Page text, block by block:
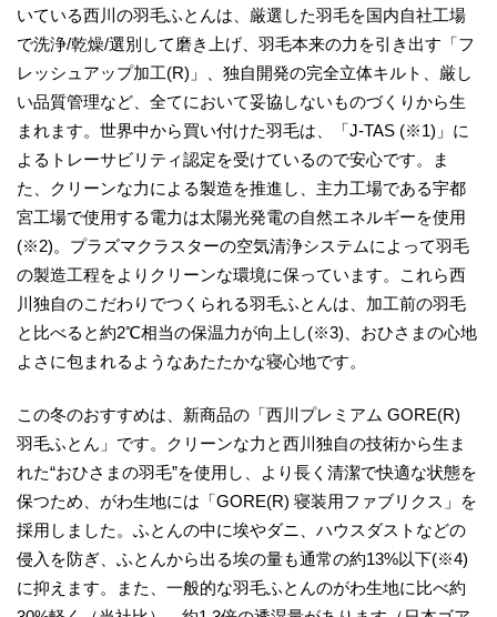
いている西川の羽毛ふとんは、厳選した羽毛を国内自社工場
で洗浄/乾燥/選別して磨き上げ、羽毛本来の力を引き出す「フ
レッシュアップ加工(R)」、独自開発の完全立体キルト、厳し
い品質管理など、全てにおいて妥協しないものづくりから生
まれます。世界中から買い付けた羽毛は、「J-TAS (※1)」に
よるトレーサビリティ認定を受けているので安心です。ま
た、クリーンな力による製造を推進し、主力工場である宇都
宮工場で使用する電力は太陽光発電の自然エネルギーを使用
(※2)。プラズマクラスターの空気清浄システムによって羽毛
の製造工程をよりクリーンな環境に保っています。これら西
川独自のこだわりでつくられる羽毛ふとんは、加工前の羽毛
と比べると約2℃相当の保温力が向上し(※3)、おひさまの心地
よさに包まれるようなあたたかな寝心地です。
この冬のおすすめは、新商品の「西川プレミアム GORE(R)
羽毛ふとん」です。クリーンな力と西川独自の技術から生ま
れた“おひさまの羽毛”を使用し、より長く清潔で快適な状態を
保つため、がわ生地には「GORE(R) 寝装用ファブリクス」を
採用しました。ふとんの中に埃やダニ、ハウスダストなどの
侵入を防ぎ、ふとんから出る埃の量も通常の約13%以下(※4)
に抑えます。また、一般的な羽毛ふとんのがわ生地に比べ約